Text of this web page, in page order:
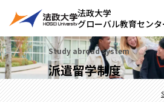
法政大学
グローバル教育センタ
Study abroad system
派遣留学制度